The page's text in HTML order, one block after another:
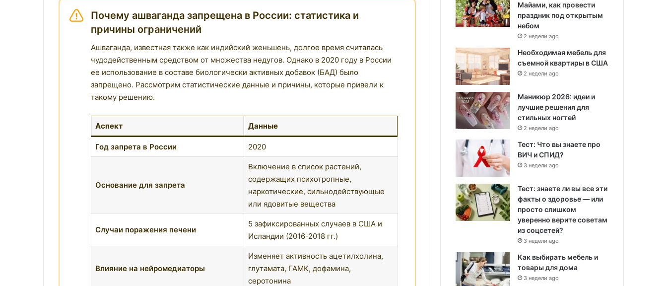
Почему ашваганда запрещена в России: статистика и
причины ограничений
Ашваганда, известная также как индийский женьшень, долгое время считалась
чудодейственным средством от множества недугов. Однако в 2020 году в России
ее использование в составе биологически активных добавок (БАД) было
запрещено. Рассмотрим статистические данные и причины, которые привели к
такому решению.
Аспект Данные
Год запрета в России 2020
Основание для запрета
Включение в список растений,
содержащих психотропные,
наркотические, сильнодействующые
или ядовитые вещества
Случаи поражения печени
5 зафиксированных случаев в США и
Исландии (2016-2018 гг.)
Влияние на нейромедиаторы
Изменяет активность ацетилхолина,
глутамата, ГАМК, дофамина,
серотонина
Майами, как провести
праздник под открытым
небом
2 недели ago
Необходимая мебель для
съемной квартиры в США
2 недели ago
Маникюр 2026: идеи и
лучшие решения для
стильных ногтей
2 недели ago
Тест: Что вы знаете про
ВИЧ и СПИД?
3 недели ago
Тест: знаете ли вы все эти
факты о здоровье — или
просто слишком
уверенно верите советам
из соцсетей?
3 недели ago
Как выбирать мебель и
товары для дома
3 недели ago